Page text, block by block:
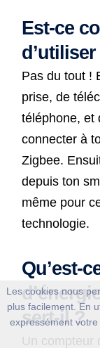
Est-ce
Pas du tout !
prise, de
téléphone, et
connecter à
Zigbee.
depuis ton
même pour
technologie.
Qu’est-
sert-il ?
Un compteur
Les cookies nous
plus facilement. En
expressément